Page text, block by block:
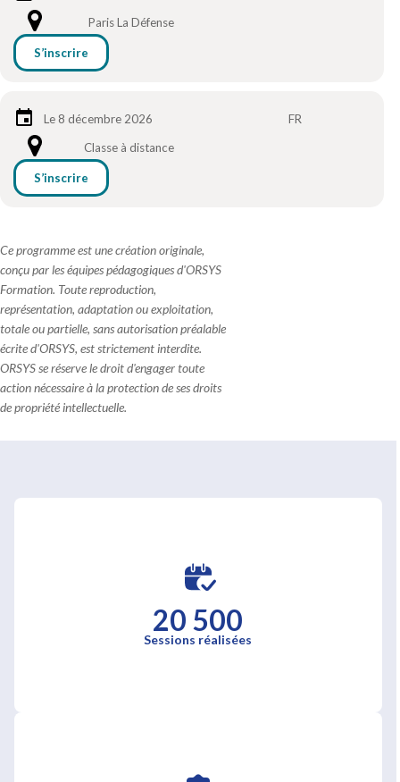
Paris La Défense
S’inscrire
Le 8 décembre 2026
FR
Classe à distance
S’inscrire
Ce programme est une création originale,
conçu par les équipes pédagogiques d'ORSYS
Formation. Toute reproduction,
représentation, adaptation ou exploitation,
totale ou partielle, sans autorisation préalable
écrite d'ORSYS, est strictement interdite.
ORSYS se réserve le droit d'engager toute
action nécessaire à la protection de ses droits
de propriété intellectuelle.
20 500
Sessions réalisées